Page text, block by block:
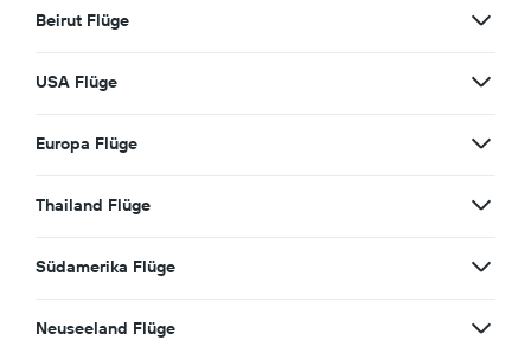
Beirut Flüge
USA Flüge
Europa Flüge
Thailand Flüge
Südamerika Flüge
Neuseeland Flüge